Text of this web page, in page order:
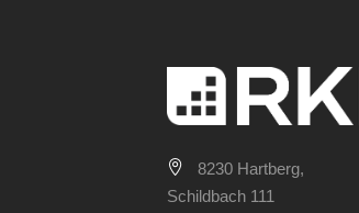
8230 Hartberg,
Schildbach 111